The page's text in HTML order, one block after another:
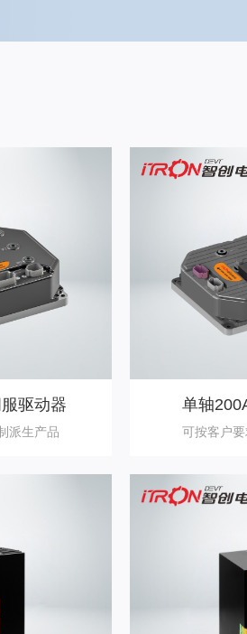
驱动器
派生产品
单轴
可按客户